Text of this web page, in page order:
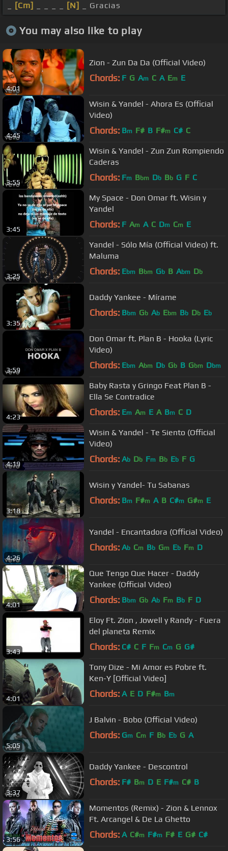
[Cm] [N] _ Gracias
You may also like to play
4:01
Zion - Zun Da Da (Official Video)
Chords: F G Am C A Em E
4:45
Wisin & Yandel - Ahora Es (Official
Video)
Chords: Bm F# B F#m C# C
3:55
Wisin & Yandel - Zun Zun Rompiendo
Caderas
Chords: Fm Bbm Db Bb G F C
3:45
My Space - Don Omar ft. Wisin y
Yandel
Chords: F Am A C Dm Cm E
3:25
Yandel - Sólo Mía (Official Video) ft.
Maluma
Chords: Ebm Bbm Gb B Abm Db
3:35
Daddy Yankee - Mírame
Chords: Bbm Gb Ab Ebm Bb Db Eb
3:59
Don Omar ft. Plan B - Hooka (Lyric
Video)
Chords: Ebm Abm Db Gb B Gbm Dbm
4:23
Baby Rasta y Gringo Feat Plan B -
Ella Se Contradice
Chords: Em Am E A Bm C D
4:19
Wisin & Yandel - Te Siento (Official
Video)
Chords: Ab Db Fm Bb Eb F G
3:18
Wisin y Yandel- Tu Sabanas
Chords: Bm F#m A B C#m G#m E
4:26
Yandel - Encantadora (Official Video)
Chords: Ab Cm Bb Gm Eb Fm D
4:01
Que Tengo Que Hacer - Daddy
Yankee (Official Video)
Chords: Bbm Gb Ab Fm Bb F D
3:43
Eloy Ft. Zion , Jowell y Randy - Fuera
del planeta Remix
Chords: C# C F Fm Cm G G#
4:01
Tony Dize - Mi Amor es Pobre ft.
Ken-Y [Official Video]
Chords: A E D F#m Bm
5:05
J Balvin - Bobo (Official Video)
Chords: Gm Cm F Bb Eb G A
3:37
Daddy Yankee - Descontrol
Chords: F# Bm D E F#m C# B
3:56
Momentos (Remix) - Zion & Lennox
Ft. Arcangel & De La Ghetto
Chords: A C#m F#m F# E G# C#